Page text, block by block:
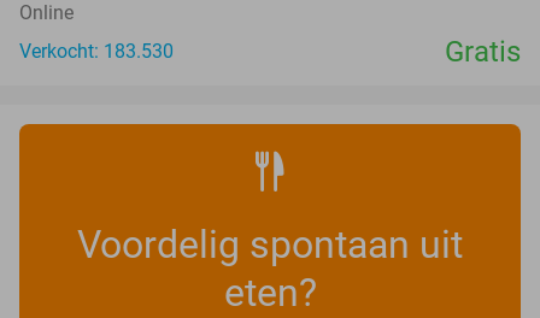
Online
Verkocht: 183.530
Gratis
Voordelig spontaan uit
eten?